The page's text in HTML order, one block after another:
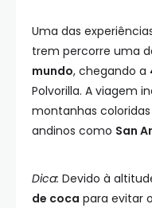
Uma das
trem percorre uma
mundo, chegando a
Polvorilla. A viagem
montanhas
andinos como San
Dica: Devido à
de coca para evitar